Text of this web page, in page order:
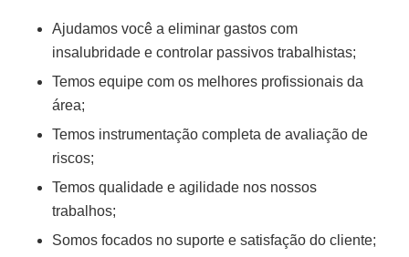
Ajudamos você a eliminar gastos com
insalubridade e controlar passivos trabalhistas;
Temos equipe com os melhores profissionais da
área;
Temos instrumentação completa de avaliação de
riscos;
Temos qualidade e agilidade nos nossos
trabalhos;
Somos focados no suporte e satisfação do cliente;